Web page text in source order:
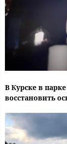
В Курске в
восстановить